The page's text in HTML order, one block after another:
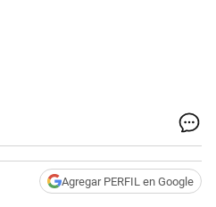
Agregar PERFIL en Google